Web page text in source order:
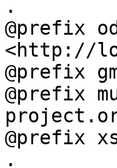
.
@prefix
<http://
@prefix
@prefix
@prefix
.